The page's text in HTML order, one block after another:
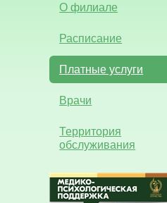
О филиале
Расписание
Платные услуги
Врачи
Территория
обслуживания